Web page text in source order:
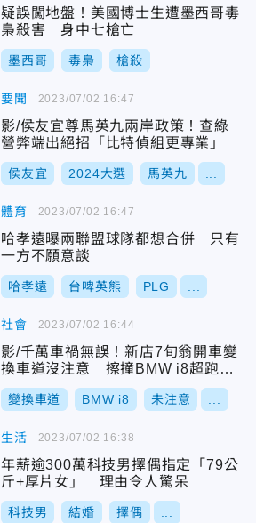
疑誤闖地盤！美國博士生遭墨西哥毒
梟殺害 身中七槍亡
墨西哥 毒梟 槍殺
要聞
影/侯友宜尊馬英九兩岸政策！查綠
營弊端出絕招「比特偵組更專業」
侯友宜 2024大選 馬英九
2023/07/02 16:47
體育
哈孝遠曝兩聯盟球隊都想合併 只有
一方不願意談
哈孝遠 台啤英熊 PLG
2023/07/02 16:47
社會
影/千萬車禍無誤！新店7旬翁開車變
換車道沒注意 擦撞BMW i8超跑尷
尬了
變換車道 BMW i8 未注意
2023/07/02 16:44
生活
年薪逾300萬科技男擇偶指定「79公
斤+厚片女」 理由令人驚呆
科技男 結婚 擇偶
2023/07/02 16:38